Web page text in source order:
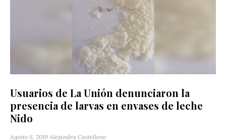
Usuarios de La Unión denunciaron la
presencia de larvas en envases de leche
Nido
Agosto 8, 2019 Alejandra Castellano